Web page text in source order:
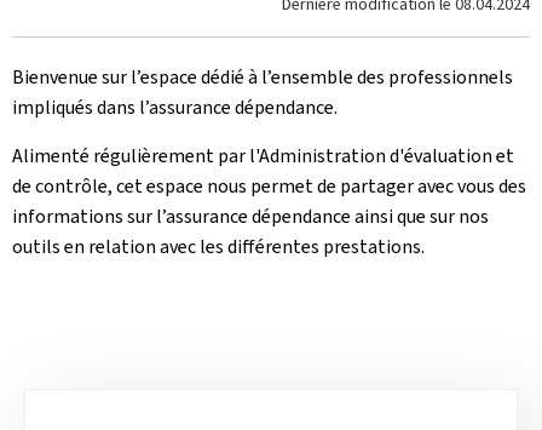
Bienvenue sur l’espace dédié à l’ensemble des professionnels
impliqués dans l’assurance dépendance.
Alimenté régulièrement par l'Administration d'évaluation et
de contrôle, cet espace nous permet de partager avec vous des
informations sur l’assurance dépendance ainsi que sur nos
outils en relation avec les différentes prestations.